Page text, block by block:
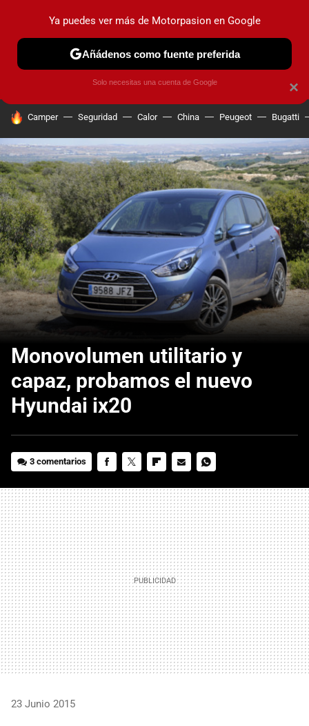
PRUEBAS COCHES ELÉCTRICOS OBSERVATORIO
HOY SE HABLA DE
Camper Seguridad Calor China Peugeot Bugatti
Monovolumen utilitario y
capaz, probamos el nuevo
Hyundai ix20
3 comentarios
MAIL
23 Junio 2015
×
Ya puedes ver más de Motorpasion en Google
Añádenos como fuente preferida
Solo necesitas una cuenta de Google